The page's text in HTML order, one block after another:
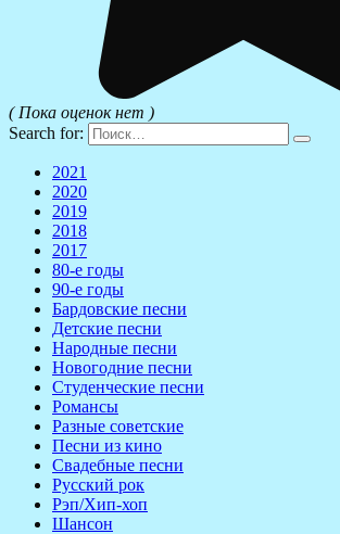
( Пока оценок нет )
Search for:
2021
2020
2019
2018
2017
80-е годы
90-е годы
Бардовские песни
Детские песни
Народные песни
Новогодние песни
Студенческие песни
Романсы
Разные советские
Песни из кино
Свадебные песни
Русский рок
Рэп/Хип-хоп
Шансон